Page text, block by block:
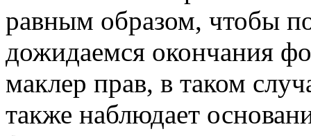
равным образом, чтобы
дожидаемся окончания
маклер прав, в таком
также наблюдает